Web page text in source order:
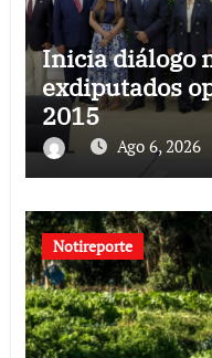
Inicia diálogo
exdiputados
2015
Ago 6, 2026
Notireporte